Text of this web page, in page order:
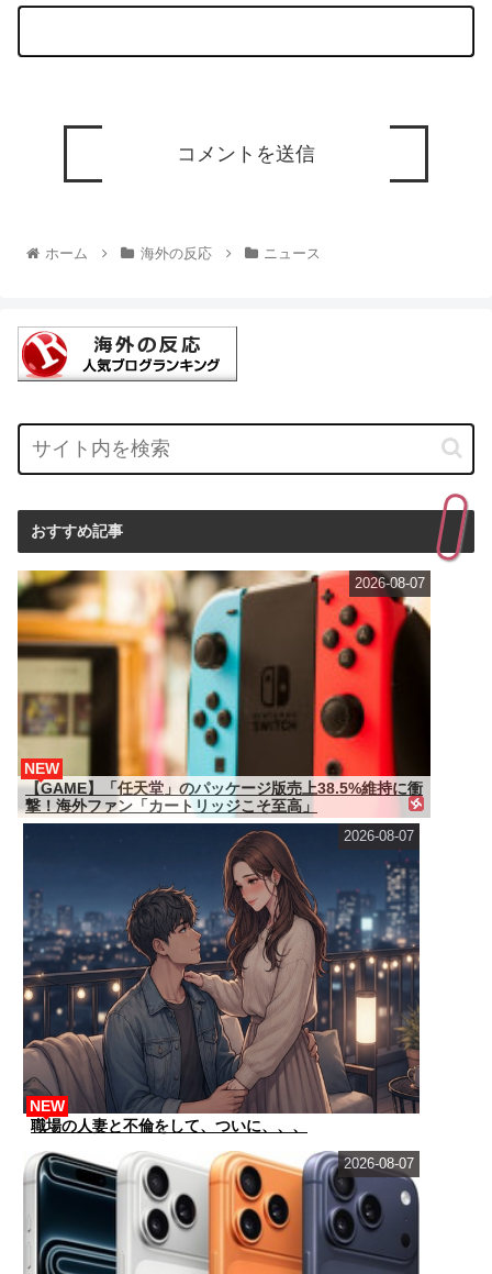
ホーム 海外の反応 ニュース
おすすめ記事
【GAME】「任天堂」のパッケージ版売上38.5%維持に衝
撃！海外ファン「カートリッジこそ至高」
NEW
2026-08-07
職場の人妻と不倫をして、ついに、、、
NEW
2026-08-07
2026-08-07